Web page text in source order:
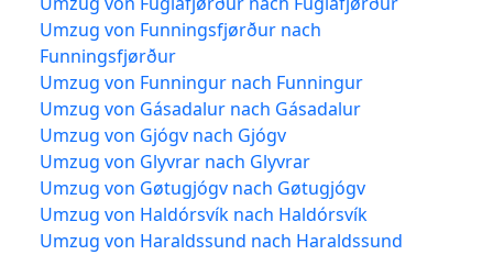
Umzug von Funningsfjørður nach
Funningsfjørður
Umzug von Funningur nach Funningur
Umzug von Gásadalur nach Gásadalur
Umzug von Gjógv nach Gjógv
Umzug von Glyvrar nach Glyvrar
Umzug von Gøtugjógv nach Gøtugjógv
Umzug von Haldórsvík nach Haldórsvík
Umzug von Haraldssund nach Haraldssund